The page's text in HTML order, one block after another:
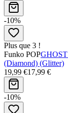
-10%
Plus que 3 !
Funko POPGHOST
(Diamond) (Glitter)
19,99 €17,99 €
-10%